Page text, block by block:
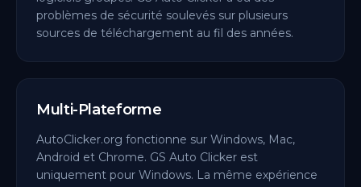
problèmes de sécurité soulevés sur plusieurs
sources de téléchargement au fil des années.
Multi-Plateforme
AutoClicker.org fonctionne sur Windows, Mac,
Android et Chrome. GS Auto Clicker est
uniquement pour Windows. La même expérience